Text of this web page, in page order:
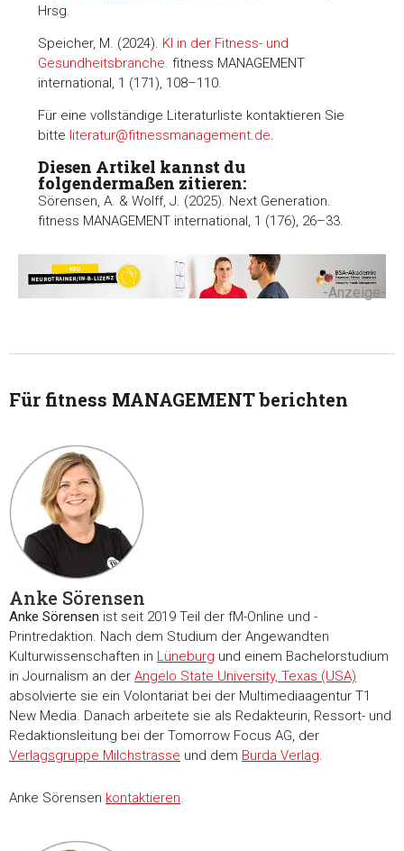
Zustimmung Details Über
Diese Webseite verwendet Cookies
Wir verwenden Cookies, um Inhalte und Anzeigen zu
personalisieren, Funktionen für soziale Medien anbieten zu
und die Zugriffe auf unsere Website zu analysieren.
geben wir Informationen zu Ihrer Verwendung unserer
unsere Partner für soziale Medien, Werbung und Analysen
Unsere Partner führen diese Informationen möglicherweise
weiteren Daten zusammen, die Sie ihnen bereitgestellt
die sie im Rahmen Ihrer Nutzung der Dienste gesammelt
Einwilligungsauswahl
Notwendig
Hrsg.
Speicher, M. (2024). KI in der Fitness- und
Gesundheitsbranche. fitness MANAGEMENT
international, 1 (171), 108–110.
Für eine vollständige Literaturliste kontaktieren Sie
bitte literatur@fitnessmanagement.de.
Diesen Artikel kannst du
folgendermaßen zitieren:
Sörensen, A. & Wolff, J. (2025). Next Generation.
fitness MANAGEMENT international, 1 (176), 26–33.
-Anzeige-
Für fitness MANAGEMENT berichten
Anke Sörensen
Anke Sörensen ist seit 2019 Teil der fM-Online und -
Printredaktion. Nach dem Studium der Angewandten
Kulturwissenschaften in Lüneburg und einem Bachelorstudium
in Journalism an der Angelo State University, Texas (USA)
absolvierte sie ein Volontariat bei der Multimediaagentur T1
New Media. Danach arbeitete sie als Redakteurin, Ressort- und
Redaktionsleitung bei der Tomorrow Focus AG, der
Verlagsgruppe Milchstrasse und dem Burda Verlag.
Anke Sörensen kontaktieren.